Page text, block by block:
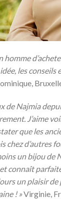
homme
les conseils
de Najmia
J’aime
que les
chez d’autres
un bijou de
connaît
un plaisir de
! »Virginie,